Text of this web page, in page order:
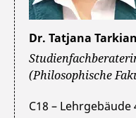
Dr. Tatjana Tarkian
(Philosophische
C18 – Lehrgebäude